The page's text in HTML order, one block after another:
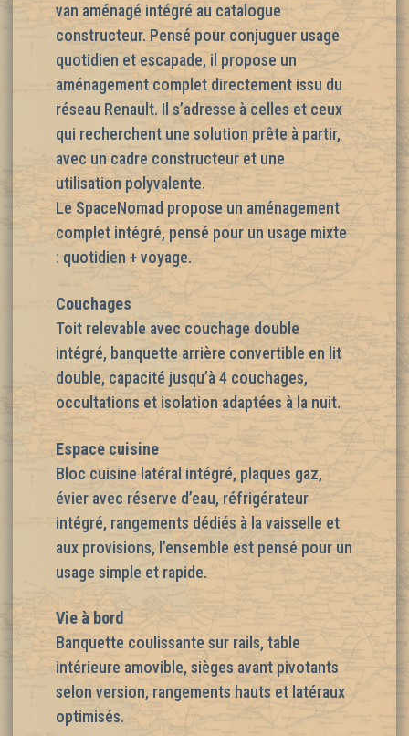
van aménagé intégré au catalogue
constructeur. Pensé pour conjuguer usage
quotidien et escapade, il propose un
aménagement complet directement issu du
réseau Renault. Il s’adresse à celles et ceux
qui recherchent une solution prête à partir,
avec un cadre constructeur et une
utilisation polyvalente.
Le SpaceNomad propose un aménagement
complet intégré, pensé pour un usage mixte
: quotidien + voyage.
Couchages
Toit relevable avec couchage double
intégré, banquette arrière convertible en lit
double, capacité jusqu’à 4 couchages,
occultations et isolation adaptées à la nuit.
Espace cuisine
Bloc cuisine latéral intégré, plaques gaz,
évier avec réserve d’eau, réfrigérateur
intégré, rangements dédiés à la vaisselle et
aux provisions, l’ensemble est pensé pour un
usage simple et rapide.
Vie à bord
Banquette coulissante sur rails, table
intérieure amovible, sièges avant pivotants
selon version, rangements hauts et latéraux
optimisés.